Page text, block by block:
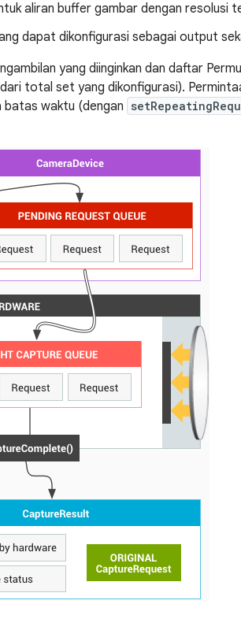
aliran buffer gambar dengan resolusi
dapat dikonfigurasi sebagai output
yang diinginkan dan daftar
total set yang dikonfigurasi).
batas waktu (dengan